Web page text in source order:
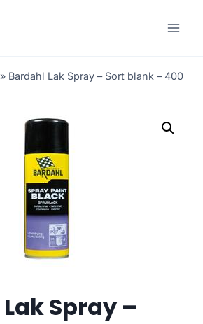
» Bardahl Lak Spray – Sort blank – 400
Spray –